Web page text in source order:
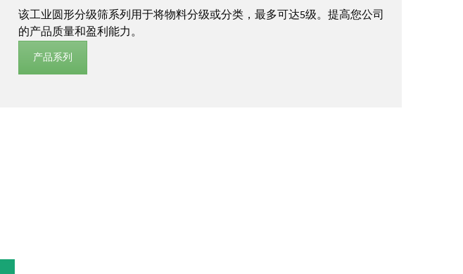
该工业圆形分级筛系列用于将物料分级或分类，最多可达5级。提高您公司
的产品质量和盈利能力。
产品系列